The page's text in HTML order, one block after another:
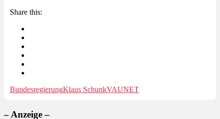
Share this:
BundesregierungKlaus SchunkVAUNET
– Anzeige –